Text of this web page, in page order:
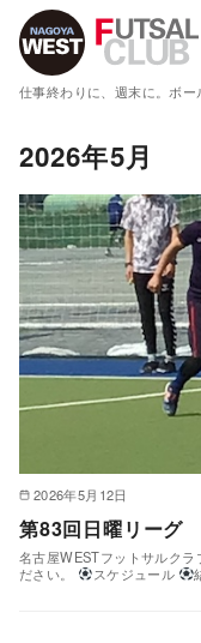
仕事終わりに、週末に。ボー
2026年5月
2026年5月12日
第83回日曜リーグ
名古屋WESTフットサルクラ
ださい。
スケジュール